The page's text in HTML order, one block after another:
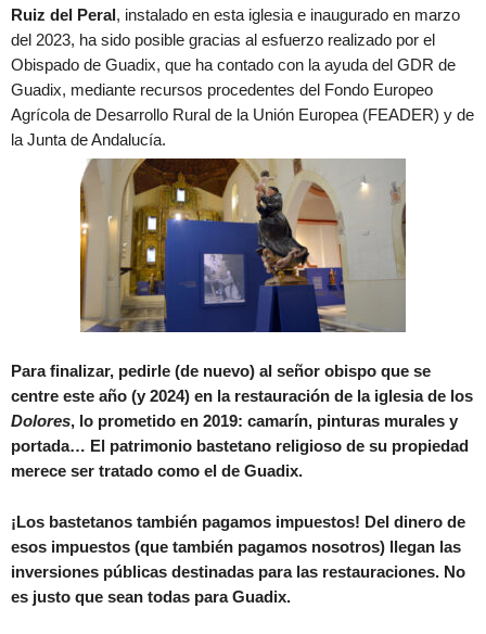
Ruiz del Peral, instalado en esta iglesia e inaugurado en marzo
del 2023, ha sido posible gracias al esfuerzo realizado por el
Obispado de Guadix, que ha contado con la ayuda del GDR de
Guadix, mediante recursos procedentes del Fondo Europeo
Agrícola de Desarrollo Rural de la Unión Europea (FEADER) y de
la Junta de Andalucía.
Para finalizar, pedirle (de nuevo) al señor obispo que se
centre este año (y 2024) en la restauración de la iglesia de los
Dolores, lo prometido en 2019: camarín, pinturas murales y
portada… El patrimonio bastetano religioso de su propiedad
merece ser tratado como el de Guadix.
¡Los bastetanos también pagamos impuestos! Del dinero de
esos impuestos (que también pagamos nosotros) llegan las
inversiones públicas destinadas para las restauraciones. No
es justo que sean todas para Guadix.